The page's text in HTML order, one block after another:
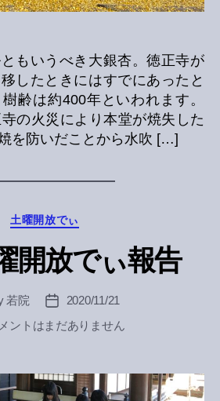
もいうべき大銀杏。徳正寺が
したときにはすでにあったと
齢は約400年といわれます。
の火災により本堂が焼失した
を防いだことから水吹 […]
Categories
土曜開放でぃ
開放でぃ報告
若院
Post
date
2020/11/21
ントはまだありません